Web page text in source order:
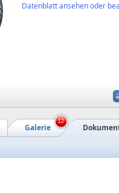
Datenblatt ansehen oder
Galerie
12